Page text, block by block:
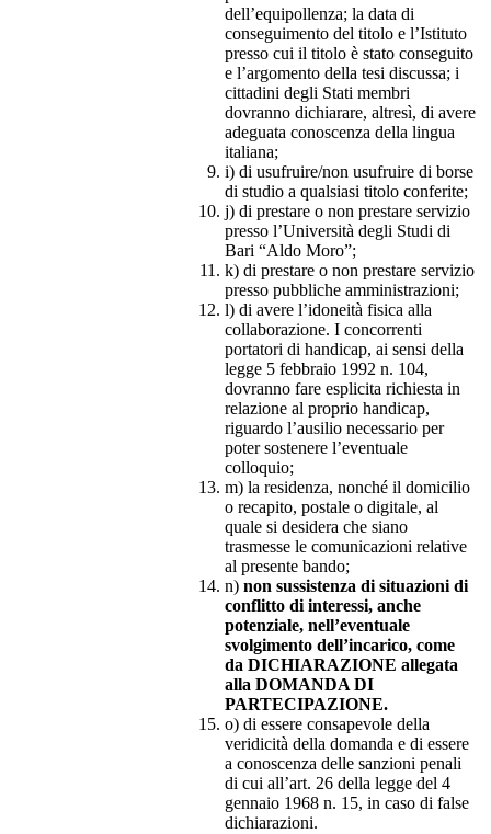
dell’equipollenza; la data di
conseguimento del titolo e l’Istituto
presso cui il titolo è stato conseguito
e l’argomento della tesi discussa; i
cittadini degli Stati membri
dovranno dichiarare, altresì, di avere
adeguata conoscenza della lingua
italiana;
i) di usufruire/non usufruire di borse
di studio a qualsiasi titolo conferite;
j) di prestare o non prestare servizio
presso l’Università degli Studi di
Bari “Aldo Moro”;
k) di prestare o non prestare servizio
presso pubbliche amministrazioni;
l) di avere l’idoneità fisica alla
collaborazione. I concorrenti
portatori di handicap, ai sensi della
legge 5 febbraio 1992 n. 104,
dovranno fare esplicita richiesta in
relazione al proprio handicap,
riguardo l’ausilio necessario per
poter sostenere l’eventuale
colloquio;
m) la residenza, nonché il domicilio
o recapito, postale o digitale, al
quale si desidera che siano
trasmesse le comunicazioni relative
al presente bando;
n) non sussistenza di situazioni di
conflitto di interessi, anche
potenziale, nell’eventuale
svolgimento dell’incarico, come
da DICHIARAZIONE allegata
alla DOMANDA DI
PARTECIPAZIONE.
o) di essere consapevole della
veridicità della domanda e di essere
a conoscenza delle sanzioni penali
di cui all’art. 26 della legge del 4
gennaio 1968 n. 15, in caso di false
dichiarazioni.